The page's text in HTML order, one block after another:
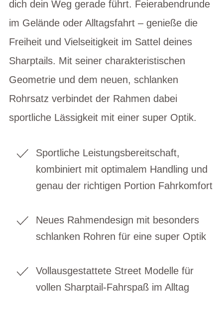
dich dein Weg gerade führt. Feierabendrunde
im Gelände oder Alltagsfahrt – genieße die
Freiheit und Vielseitigkeit im Sattel deines
Sharptails. Mit seiner charakteristischen
Geometrie und dem neuen, schlanken
Rohrsatz verbindet der Rahmen dabei
sportliche Lässigkeit mit einer super Optik.
Sportliche Leistungsbereitschaft,
kombiniert mit optimalem Handling und
genau der richtigen Portion Fahrkomfort
Neues Rahmendesign mit besonders
schlanken Rohren für eine super Optik
Vollausgestattete Street Modelle für
vollen Sharptail-Fahrspaß im Alltag